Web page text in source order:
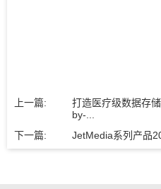
上一篇:
打造医疗级数据存
by-...
下一篇:
JetMedia系列产品